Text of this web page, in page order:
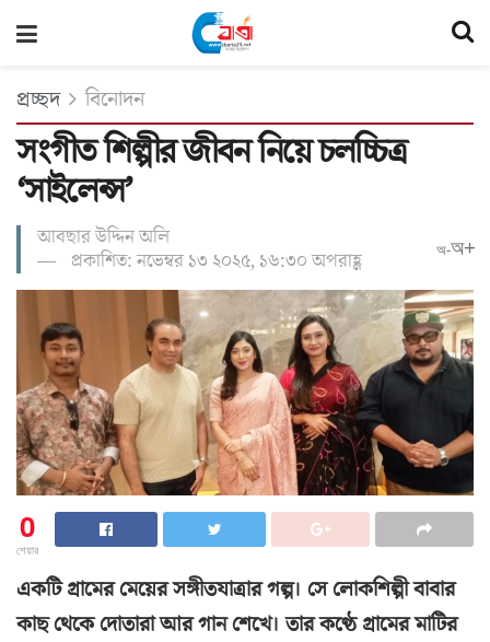
প্রচ্ছদ বিনোদন
সংগীত শিল্পীর জীবন নিয়ে চলচ্চিত্র
‘সাইলেন্স’
আবছার উদ্দিন অলি
প্রকাশিত: নভেম্বর ১৩ ২০২৫, ১৬:৩০ অপরাহ্ণ
অ-অ+
0
শেয়ার
একটি গ্রামের মেয়ের সঙ্গীতযাত্রার গল্প। সে লোকশিল্পী বাবার
কাছ থেকে দোতারা আর গান শেখে। তার কণ্ঠে গ্রামের মাটির